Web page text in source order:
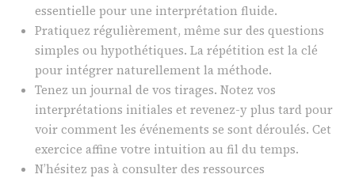
essentielle pour une interprétation fluide.
Pratiquez régulièrement, même sur des questions
simples ou hypothétiques. La répétition est la clé
pour intégrer naturellement la méthode.
Tenez un journal de vos tirages. Notez vos
interprétations initiales et revenez-y plus tard pour
voir comment les événements se sont déroulés. Cet
exercice affine votre intuition au fil du temps.
N’hésitez pas à consulter des ressources